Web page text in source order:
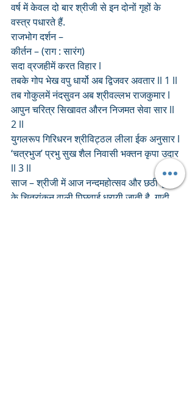
वर्ष में केवल दो बार श्रीजी से इन दोनों गृहों के
वस्त्र पधारते हैं.
राजभोग दर्शन –
कीर्तन – (राग : सारंग)
सदा व्रजहीमें करत विहार l
तबके गोप भेख वपु धार्यो अब द्विजवर अवतार ll 1 ll
तब गोकुलमें नंदसुवन अब श्रीवल्लभ राजकुमार l
आपुन चरित्र सिखावत औरन निजमत सेवा सार ll
2 ll
युगलरूप गिरिधरन श्रीविट्ठल लीला ईक अनुसार l
‘चत्रभुज’ प्रभु सुख शैल निवासी भक्तन कृपा उदार
ll 3 ll
साज – श्रीजी में आज नन्दमहोत्सव और छठी पूजन
के चित्रांकन वाली पिछवाई धरायी जाती है. गादी,